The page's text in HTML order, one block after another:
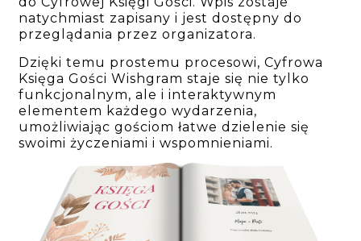
natychmiast zapisany i jest dostępny do
przeglądania przez organizatora.
Dzięki temu prostemu procesowi, Cyfrowa
Księga Gości Wishgram staje się nie tylko
funkcjonalnym, ale i interaktywnym
elementem każdego wydarzenia,
umożliwiając gościom łatwe dzielenie się
swoimi życzeniami i wspomnieniami.